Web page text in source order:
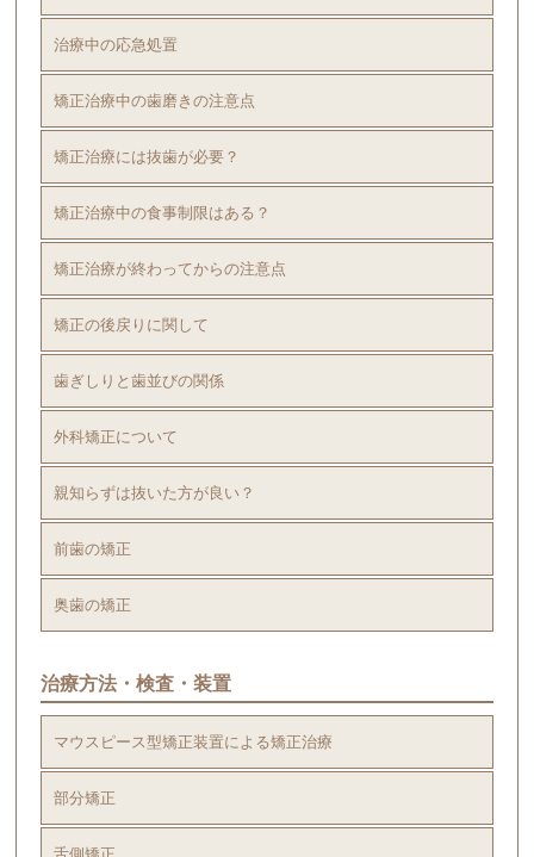
治療中の応急処置
矯正治療中の歯磨きの注意点
矯正治療には抜歯が必要？
矯正治療中の食事制限はある？
矯正治療が終わってからの注意点
矯正の後戻りに関して
歯ぎしりと歯並びの関係
外科矯正について
親知らずは抜いた方が良い？
前歯の矯正
奥歯の矯正
治療方法・検査・装置
マウスピース型矯正装置による矯正治療
部分矯正